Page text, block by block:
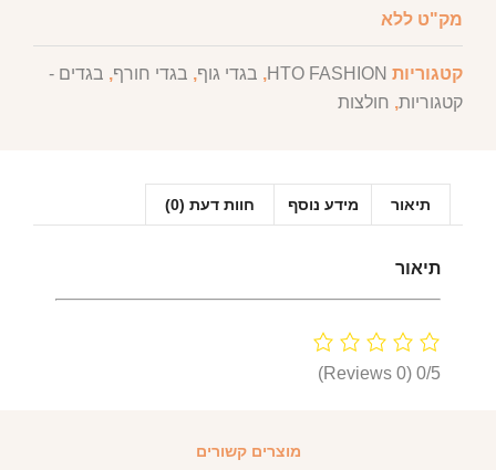
מק"ט ללא
קטגוריות HTO FASHION
, בגדי גוף, בגדי חורף, בגדים -
קטגוריות, חולצות
תיאור מידע נוסף חוות דעת (0)
תיאור
0/5
(0 Reviews)
מוצרים קשורים